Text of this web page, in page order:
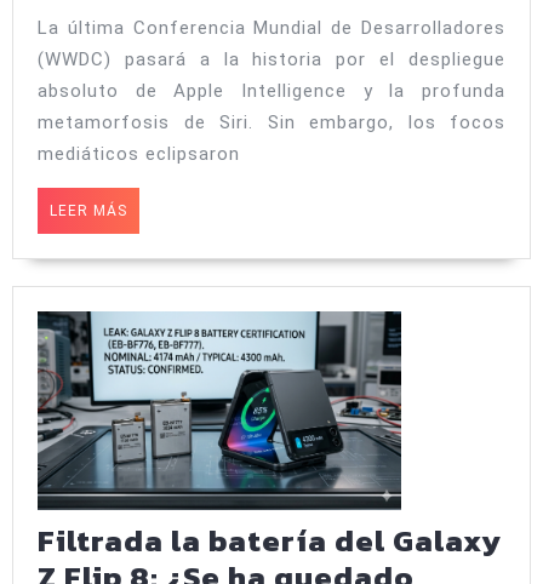
Intelligence:
Las
10
funciones
27
que
cambian
por
completo
el
uso
diario
del
La última Conferencia Mundial de Desarrolladores
(WWDC) pasará a la historia por el despliegue
absoluto de Apple Intelligence y la profunda
metamorfosis de Siri. Sin embargo, los focos
mediáticos eclipsaron
LEER MÁS
MÁS
Filtrada la batería del Galaxy